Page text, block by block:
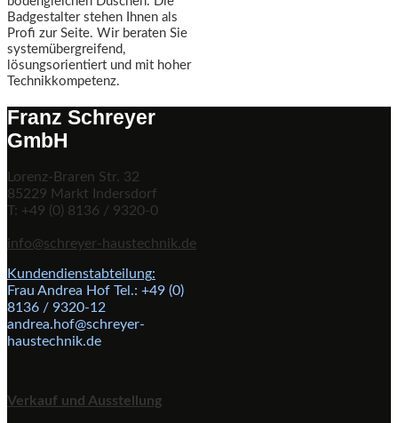
Badgestalter stehen Ihnen als
Profi zur Seite. Wir beraten Sie
systemübergreifend,
lösungsorientiert und mit hoher
Technikkompetenz.
Franz Schreyer
GmbH
Lorenz-Braren Str. 32
85229 Markt Indersdorf
T: +49 (0) 8136 / 9320-0
info@schreyer-haustechnik.de
Kundendienstabteilung:
Frau Andrea Hof Tel.: +49 (0)
8136 / 9320-12
andrea.hof@schreyer-
haustechnik.de
Verkauf und Ausstellung